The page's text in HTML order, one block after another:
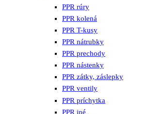
PPR rúry
PPR kolená
PPR T-kusy
PPR nátrubky
PPR prechody
PPR nástenky
PPR zátky, záslepky
PPR ventily
PPR príchytka
PPR iné